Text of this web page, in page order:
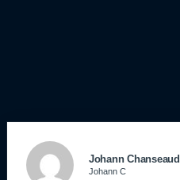
Johann Chanseaud
Johann C